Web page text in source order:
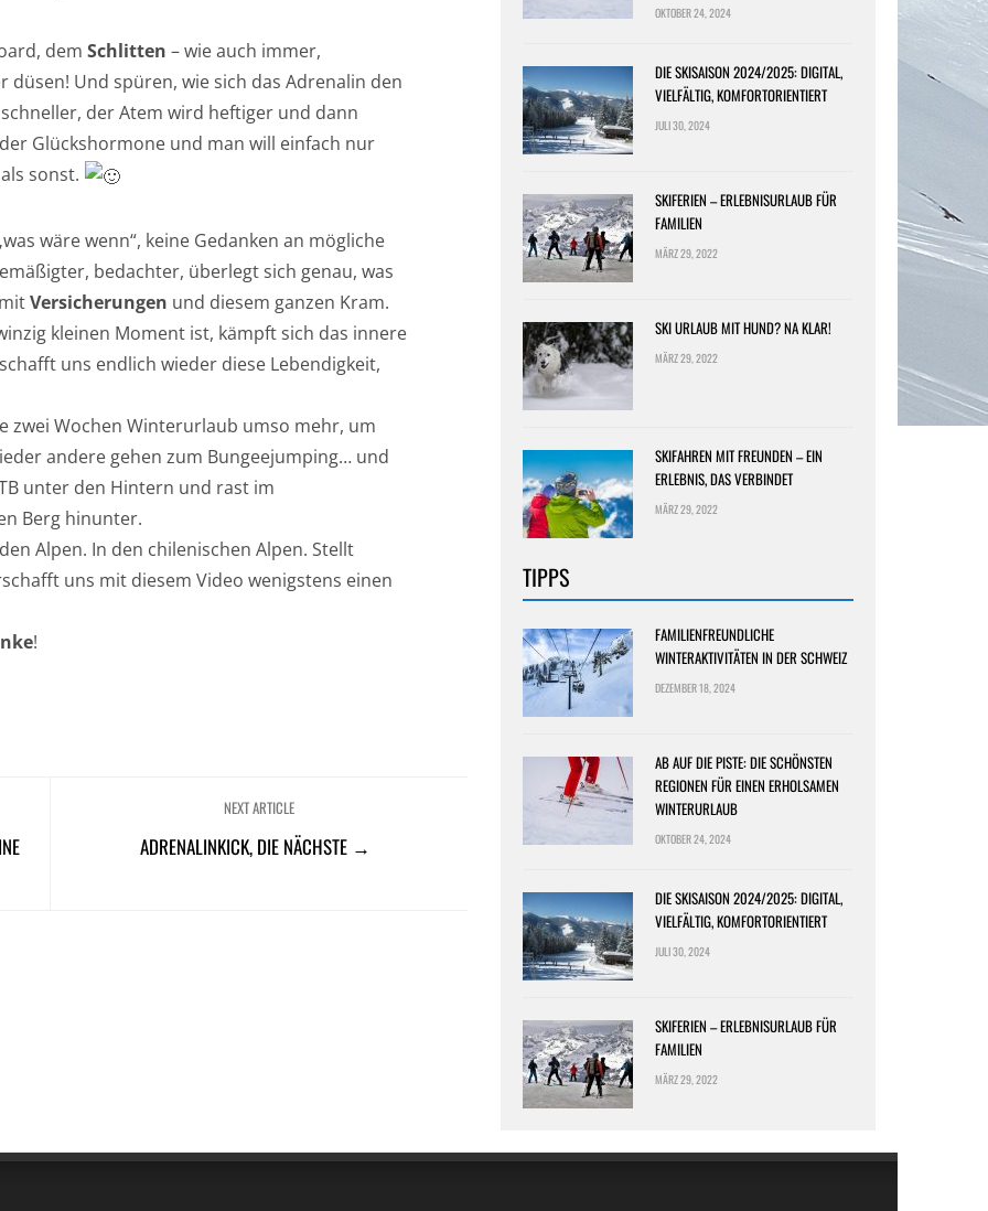
dem Schlitten – wie auch immer,
Und spüren, wie sich das Adrenalin den
der Atem wird heftiger und dann
Glückshormone und man will einfach nur
sonst.
wäre wenn“, keine Gedanken an mögliche
bedachter, überlegt sich genau, was
Versicherungen und diesem ganzen Kram.
kleinen Moment ist, kämpft sich das innere
uns endlich wieder diese Lebendigkeit,
zwei Wochen Winterurlaub umso mehr, um
andere gehen zum Bungeejumping… und
unter den Hintern und rast im
Berg hinunter.
Alpen. In den chilenischen Alpen. Stellt
uns mit diesem Video wenigstens einen
!
NEXT ARTICLE
ADRENALINKICK, DIE NÄCHSTE →
OKTOBER 24, 2024
DIE SKISAISON 2024/2025: DIGITAL,
VIELFÄLTIG, KOMFORTORIENTIERT
JULI 30, 2024
SKIFERIEN – ERLEBNISURLAUB FÜR
FAMILIEN
MÄRZ 29, 2022
SKI URLAUB MIT HUND? NA KLAR!
MÄRZ 29, 2022
SKIFAHREN MIT FREUNDEN – EIN
ERLEBNIS, DAS VERBINDET
MÄRZ 29, 2022
TIPPS
FAMILIENFREUNDLICHE
WINTERAKTIVITÄTEN IN DER SCHWEIZ
DEZEMBER 18, 2024
AB AUF DIE PISTE: DIE SCHÖNSTEN
REGIONEN FÜR EINEN ERHOLSAMEN
WINTERURLAUB
OKTOBER 24, 2024
DIE SKISAISON 2024/2025: DIGITAL,
VIELFÄLTIG, KOMFORTORIENTIERT
JULI 30, 2024
SKIFERIEN – ERLEBNISURLAUB FÜR
FAMILIEN
MÄRZ 29, 2022